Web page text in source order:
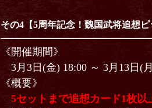
その4【5周年記念！魏国武将追想ピ
《開催期間》
3月3日(金) 18:00 ～ 3月13日(
《概要》
5セットまで追想カード1枚以